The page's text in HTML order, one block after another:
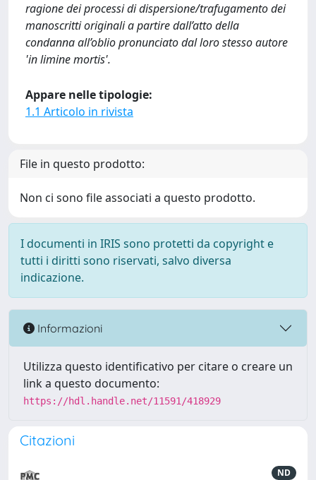
ragione dei processi di dispersione/trafugamento dei
manoscritti originali a partire dall’atto della
condanna all’oblio pronunciato dal loro stesso autore
'in limine mortis'.
Appare nelle tipologie:
1.1 Articolo in rivista
File in questo prodotto:
Non ci sono file associati a questo prodotto.
I documenti in IRIS sono protetti da copyright e
tutti i diritti sono riservati, salvo diversa
indicazione.
Informazioni
Utilizza questo identificativo per citare o creare un
link a questo documento:
https://hdl.handle.net/11591/418929
Citazioni
ND